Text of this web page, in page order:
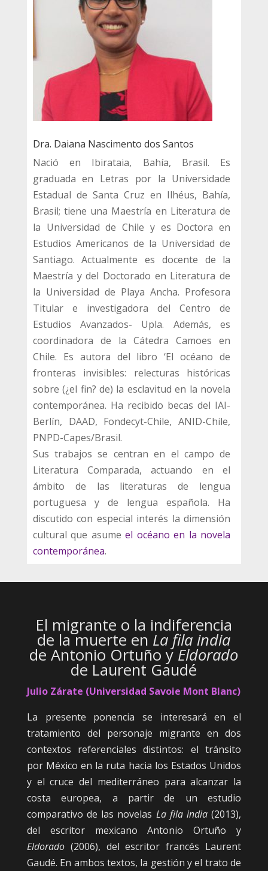
Dra. Daiana Nascimento dos Santos
Nació en Ibirataia, Bahía, Brasil. Es
graduada en Letras por la Universidade
Estadual de Santa Cruz en Ilhéus, Bahía,
Brasil; tiene una Maestría en Literatura de
la Universidad de Chile y es Doctora en
Estudios Americanos de la Universidad de
Santiago. Actualmente es docente de la
Maestría y del Doctorado en Literatura de
la Universidad de Playa Ancha. Profesora
Titular e investigadora del Centro de
Estudios Avanzados- Upla. Además, es
coordinadora de la Cátedra Camoes en
Chile. Es autora del libro ‘El océano de
fronteras invisibles: relecturas históricas
sobre (¿el fin? de) la esclavitud en la novela
contemporánea. Ha recibido becas del IAI-
Berlín, DAAD, Fondecyt-Chile, ANID-Chile,
PNPD-Capes/Brasil.
Sus trabajos se centran en el campo de
Literatura Comparada, actuando en el
ámbito de las literaturas de lengua
portuguesa y de lengua española. Ha
discutido con especial interés la dimensión
cultural que asumeel océano en la novela
contemporánea.
El migrante o la indiferencia
de la muerte en La fila india
de Antonio Ortuño y Eldorado
de Laurent Gaudé
Julio Zárate (Universidad Savoie Mont Blanc)
La presente ponencia se interesará en el
tratamiento del personaje migrante en dos
contextos referenciales distintos: el tránsito
por México en la ruta hacia los Estados Unidos
y el cruce del mediterráneo para alcanzar la
costa europea, a partir de un estudio
comparativo de las novelas La fila india (2013),
del escritor mexicano Antonio Ortuño y
Eldorado(2006), del escritor francés Laurent
Gaudé. En ambos textos, la gestión y el trato de